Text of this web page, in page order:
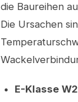
die Baureihen
Die Ursachen
E-Klasse